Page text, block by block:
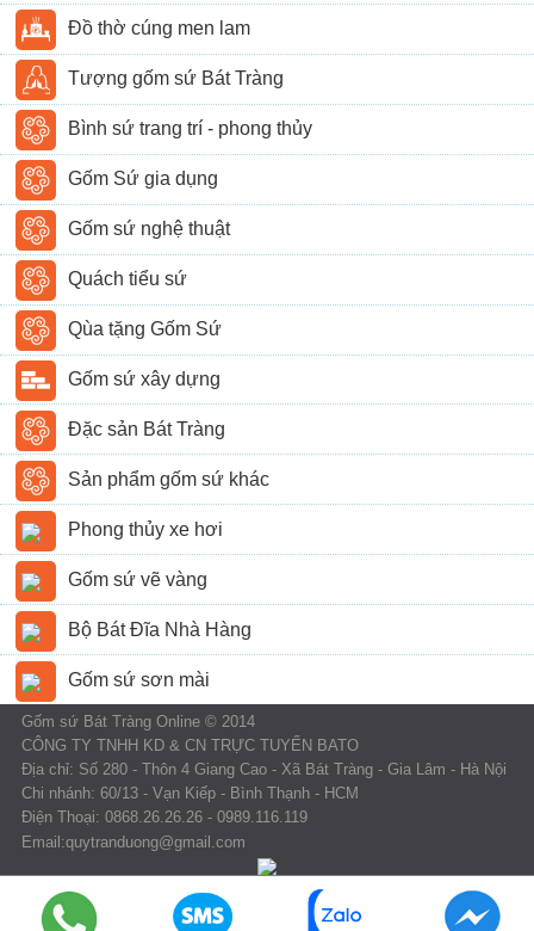
Đồ thờ cúng men lam
Tượng gốm sứ Bát Tràng
Bình sứ trang trí - phong thủy
Gốm Sứ gia dụng
Gốm sứ nghệ thuật
Quách tiểu sứ
Qùa tặng Gốm Sứ
Gốm sứ xây dựng
Đặc sản Bát Tràng
Sản phẩm gốm sứ khác
Phong thủy xe hơi
Gốm sứ vẽ vàng
Bộ Bát Đĩa Nhà Hàng
Gốm sứ sơn mài
Gốm sứ Bát Tràng Online © 2014
CÔNG TY TNHH KD & CN TRỰC TUYẾN BATO
Địa chỉ: Số 280 - Thôn 4 Giang Cao - Xã Bát Tràng - Gia Lâm - Hà Nội
Chi nhánh: 60/13 - Vạn Kiếp - Bình Thạnh - HCM
Điện Thoại: 0868.26.26.26 - 0989.116.119
Email:quytranduong@gmail.com